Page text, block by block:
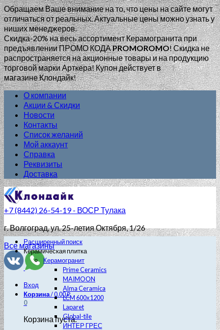
Обращаем Ваше внимание на то, что цены на сайте могут
отличаться от реальных. Актуальные цены можно узнать у
ниших менеджеров.
Скидка-20% на весь ассортимент Керамогранита при
предъявлении ПРОМО КОДАPROMOROMO!Скидка не
распространяется на акционные товары и на продукцию
торговой марки Арткера! Купон действует в
магазине Клондайк!
О компании
Акции & Скидки
Новости
Контакты
Список желаний
Мой аккаунт
Справка
Реквизиты
Доставка
+7 (8442) 26-54-19 - ВОСР Тулака
г. Волгоград, ул. 25-летия Октября, 1/26
Все магазины
Вход
Корзина/0.00₽
0
Корзина пуста.
Расширенный поиск
Керамическая плитка
Керамогранит
Prime Ceramics
MAIMOON
Alma Ceramica
LCM 600х1200
Laparet
Global-tile
ИНТЕР ГРЕС